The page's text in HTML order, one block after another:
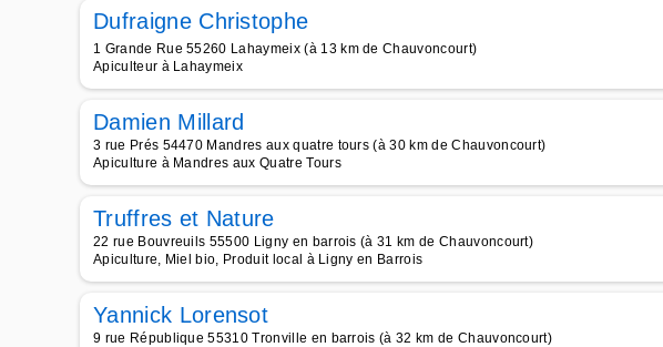
Dufraigne Christophe
1 Grande Rue 55260 Lahaymeix (à 13 km de Chauvoncourt)
Apiculteur à Lahaymeix
Damien Millard
3 rue Prés 54470 Mandres aux quatre tours (à 30 km de Chauvoncourt)
Apiculture à Mandres aux Quatre Tours
Truffres et Nature
22 rue Bouvreuils 55500 Ligny en barrois (à 31 km de Chauvoncourt)
Apiculture, Miel bio, Produit local à Ligny en Barrois
Yannick Lorensot
9 rue République 55310 Tronville en barrois (à 32 km de Chauvoncourt)